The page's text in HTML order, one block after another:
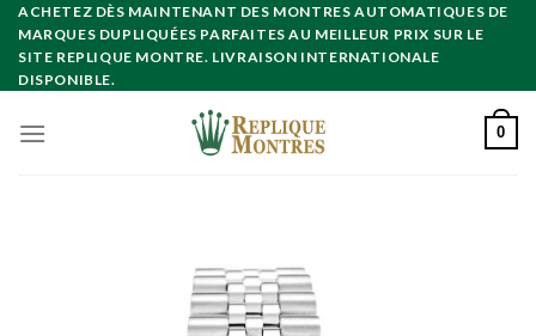
Skip
content
ACHETEZ DÈS MAINTENANT DES MONTRES AUTOMATIQUES DE
MARQUES DUPLIQUÉES PARFAITES AU MEILLEUR PRIX SUR LE
SITE REPLIQUE MONTRE. LIVRAISON INTERNATIONALE
DISPONIBLE.
0